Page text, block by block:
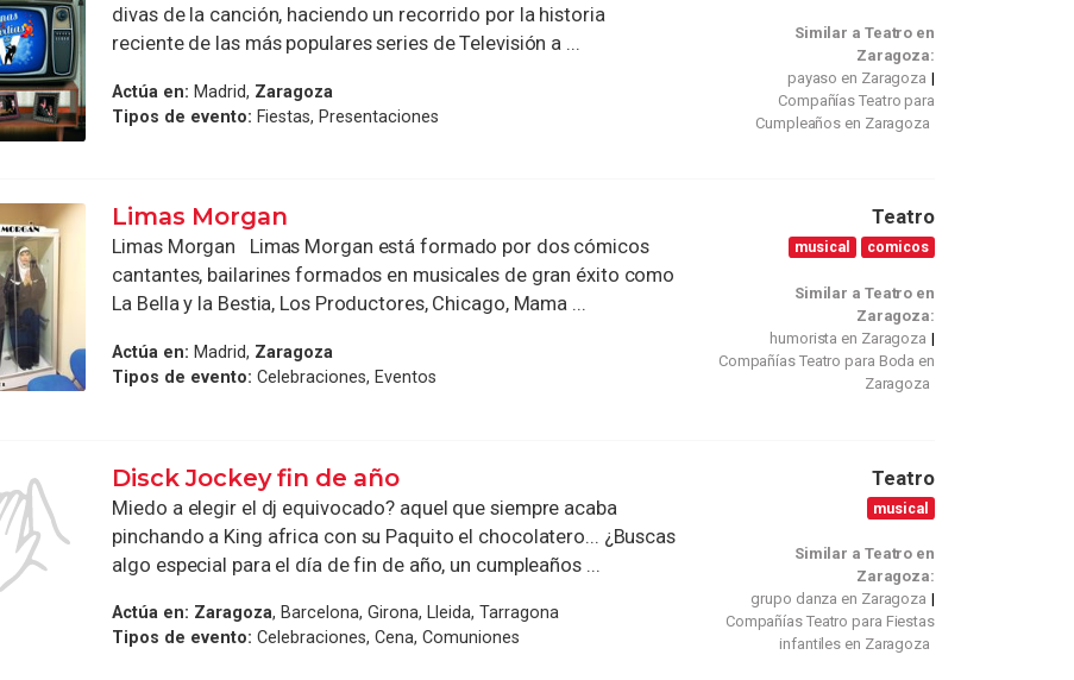
divas de la canción, haciendo un recorrido por la historia
reciente de las más populares series de Televisión a ...
Actúa en: Madrid, Zaragoza
Tipos de evento: Fiestas, Presentaciones
Similar a Teatro en
Zaragoza:
payaso en Zaragoza
Compañías Teatro para
Cumpleaños en Zaragoza
Limas Morgan
Limas Morgan Limas Morgan está formado por dos cómicos
cantantes, bailarines formados en musicales de gran éxito como
La Bella y la Bestia, Los Productores, Chicago, Mama ...
Actúa en: Madrid, Zaragoza
Tipos de evento: Celebraciones, Eventos
Teatro
musical comicos
Similar a Teatro en
Zaragoza:
humorista en Zaragoza
Compañías Teatro para Boda en
Zaragoza
Disck Jockey fin de año
Miedo a elegir el dj equivocado? aquel que siempre acaba
pinchando a King africa con su Paquito el chocolatero... ¿Buscas
algo especial para el día de fin de año, un cumpleaños ...
Actúa en: Zaragoza, Barcelona, Girona, Lleida, Tarragona
Tipos de evento: Celebraciones, Cena, Comuniones
Teatro
musical
Similar a Teatro en
Zaragoza:
grupo danza en Zaragoza
Compañías Teatro para Fiestas
infantiles en Zaragoza